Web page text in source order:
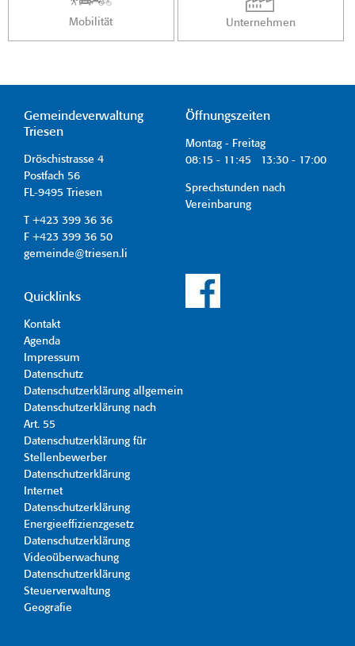
Mobilität Unternehmen
Gemeindeverwaltung
Triesen
Dröschistrasse 4
Postfach 56
FL-9495 Triesen
T +423 399 36 36
F +423 399 36 50
gemeinde@triesen.li
Öffnungszeiten
Montag - Freitag
08:15 - 11:45 13:30 - 17:00
Sprechstunden nach
Vereinbarung
Quicklinks
Kontakt
Agenda
Impressum
Datenschutz
Datenschutzerklärung allgemein
Datenschutzerklärung nach
Art. 55
Datenschutzerklärung für
Stellenbewerber
Datenschutzerklärung
Internet
Datenschutzerklärung
Energieeffizienzgesetz
Datenschutzerklärung
Videoüberwachung
Datenschutzerklärung
Steuerverwaltung
Geografie